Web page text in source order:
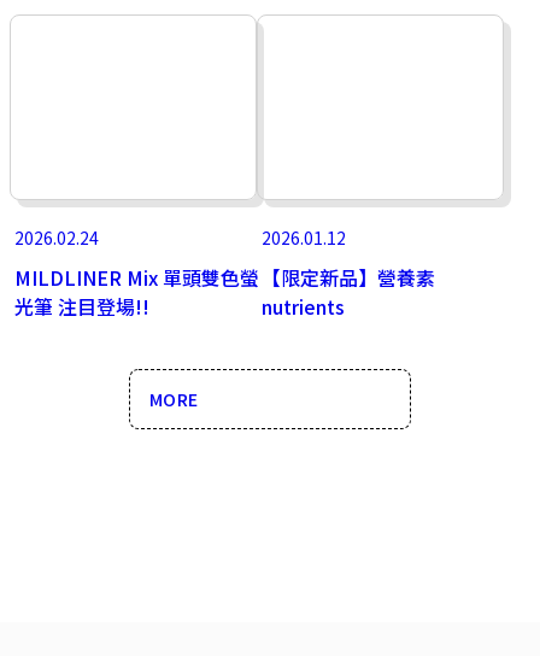
2026.02.24
MILDLINER Mix 單頭雙色螢
光筆 注目登場!!
2026.01.12
【限定新品】營養素
nutrients
MORE